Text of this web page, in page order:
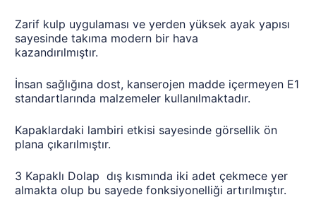
Zarif kulp uygulaması ve yerden yüksek ayak yapısı
sayesinde takıma modern bir hava
kazandırılmıştır.
İnsan sağlığına dost, kanserojen madde içermeyen E1
standartlarında malzemeler kullanılmaktadır.
Kapaklardaki lambiri etkisi sayesinde görsellik ön
plana çıkarılmıştır.
3 Kapaklı Dolap dış kısmında iki adet çekmece yer
almakta olup bu sayede fonksiyonelliği artırılmıştır.